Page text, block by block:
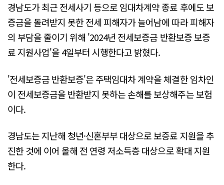
경남도가 최근 전세사기 등으로 임대차계약 종료 후에도 보
증금을 돌려받지 못한 전세 피해자가 늘어남에 따라 피해자
의 부담을 줄이기 위해 '2024년 전세보증금 반환보증 보증
료 지원사업'을 4일부터 시행한다고 밝혔다.
'전세보증금 반환보증'은 주택임대차 계약을 체결한 임차인
이 전세보증금을 반환받지 못하는 손해를 보상해주는 보험
이다.
경남도는 지난해 청년·신혼부부 대상으로 보증료 지원을 추
진한 것에 이어 올해 전 연령 저소득층 대상으로 확대 지원
한다.